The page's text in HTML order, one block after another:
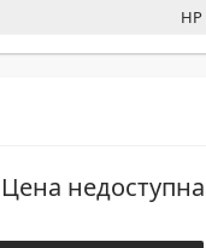
HP
Цена недоступна